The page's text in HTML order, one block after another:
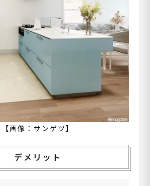
【画像：サンゲツ】
デメリット